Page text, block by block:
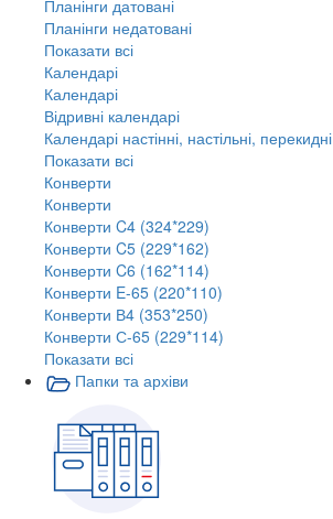
Планінги датовані
Планінги недатовані
Показати всі
Календарі
Календарі
Відривні календарі
Календарі настінні, настільні, перекидні
Показати всі
Конверти
Конверти
Конверти C4 (324*229)
Конверти C5 (229*162)
Конверти C6 (162*114)
Конверти E-65 (220*110)
Конверти В4 (353*250)
Конверти С-65 (229*114)
Показати всі
Папки та архіви